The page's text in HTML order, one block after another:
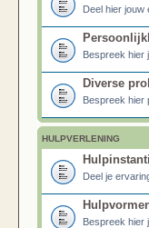
Deel hier jouw
Bespreek hier
Diverse
Bespreek hier
HULPVERLENING
Deel je
Bespreek hier